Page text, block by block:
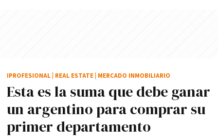
Esta es la suma que debe ganar
un argentino para comprar su
primer departamento
IPROFESIONAL REAL ESTATE MERCADO INMOBILIARIO